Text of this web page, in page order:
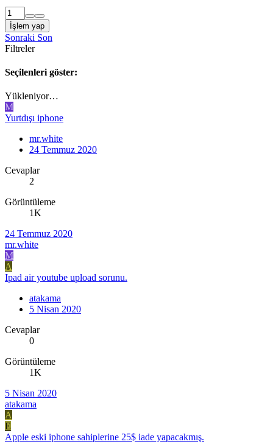
İşlem yap
Sonraki Son
Filtreler
Seçilenleri göster:
Yükleniyor…
M
Yurtdışı iphone
mr.white
24 Temmuz 2020
Cevaplar
2
Görüntüleme
1K
24 Temmuz 2020
mr.white
M
A
Ipad air youtube upload sorunu.
atakama
5 Nisan 2020
Cevaplar
0
Görüntüleme
1K
5 Nisan 2020
atakama
A
E
Apple eski iphone sahiplerine 25$ iade yapacakmış.